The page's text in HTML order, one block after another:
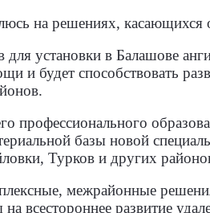
на решениях, касающихся
для установки в Балашове
и будет способствовать
профессионального
базы новой
Турков и других
межрайонные
всестороннее развитие